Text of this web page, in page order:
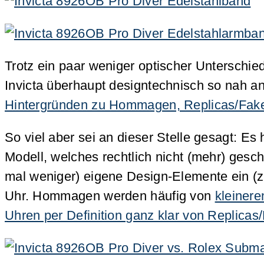
Trotz ein paar weniger optischer
Invicta überhaupt designtechnisch so nah
Hintergründen zu Hommagen, Replicas/
So viel aber sei an dieser Stelle gesagt:
Modell, welches rechtlich nicht (mehr)
mal weniger) eigene Design-Elemente ein
Uhr. Hommagen werden häufig von
Uhren per Definition ganz klar von